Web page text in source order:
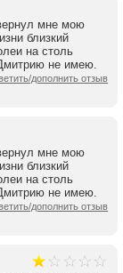
мне мою
близкий
на столь
не имею.
дополнить отзыв
мне мою
близкий
на столь
не имею.
дополнить отзыв